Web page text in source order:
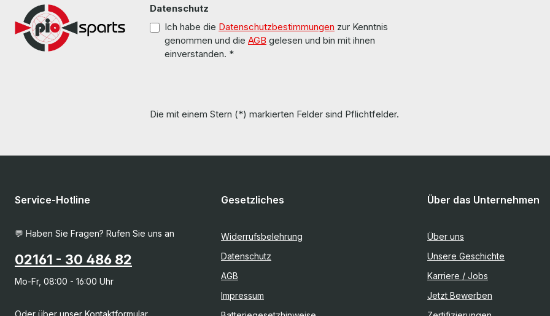
Datenschutz
Ich habe die Datenschutzbestimmungen zur Kenntnis
genommen und die AGB gelesen und bin mit ihnen
einverstanden. *
Die mit einem Stern (*) markierten Felder sind Pflichtfelder.
Service-Hotline
💬 Haben Sie Fragen? Rufen Sie uns an
02161 - 30 486 82
Mo-Fr, 08:00 - 16:00 Uhr
Oder über unser Kontaktformular.
Gesetzliches
Widerrufsbelehrung
Datenschutz
AGB
Impressum
Über das Unternehmen
Über uns
Unsere Geschichte
Karriere / Jobs
Jetzt Bewerben